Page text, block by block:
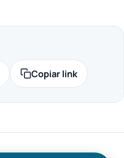
Copiar link